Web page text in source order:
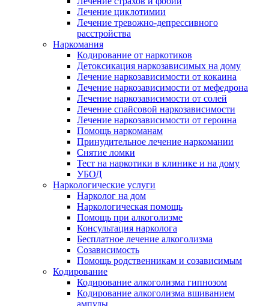
Лечение циклотимии
Лечение тревожно-депрессивного
расстройства
Наркомания
Кодирование от наркотиков
Детоксикация наркозависимых на дому
Лечение наркозависимости от кокаина
Лечение наркозависимости от мефедрона
Лечение наркозависимости от солей
Лечение спайсовой наркозависимости
Лечение наркозависимости от героина
Помощь наркоманам
Принудительное лечение наркомании
Снятие ломки
Тест на наркотики в клинике и на дому
УБОД
Наркологические услуги
Нарколог на дом
Наркологическая помощь
Помощь при алкоголизме
Консультация нарколога
Бесплатное лечение алкоголизма
Созависимость
Помощь родственникам и созависимым
Кодирование
Кодирование алкоголизма гипнозом
Кодирование алкоголизма вшиванием
ампулы